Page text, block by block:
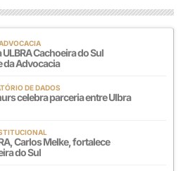
Cachoeira do Sul
da Advocacia
DE DADOS
celebra parceria entre Ulbra
Carlos Melke, fortalece
do Sul